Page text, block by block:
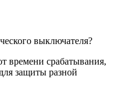
выключателя?
времени срабатывания,
защиты разной